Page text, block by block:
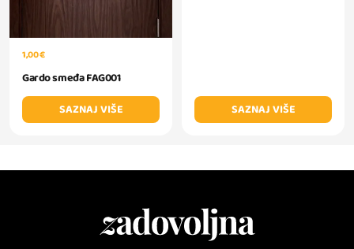
1,00 €
Gardo smeđa FAG001
SAZNAJ VIŠE
SAZNAJ VIŠE